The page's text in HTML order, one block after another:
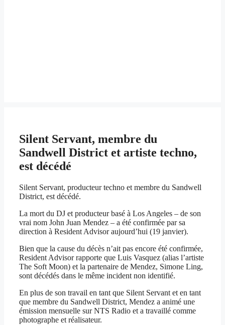
Silent Servant, membre du
Sandwell District et artiste techno,
est décédé
Silent Servant, producteur techno et membre du Sandwell
District, est décédé.
La mort du DJ et producteur basé à Los Angeles – de son
vrai nom John Juan Mendez – a été confirmée par sa
direction à Resident Advisor aujourd’hui (19 janvier).
Bien que la cause du décès n’ait pas encore été confirmée,
Resident Advisor rapporte que Luis Vasquez (alias l’artiste
The Soft Moon) et la partenaire de Mendez, Simone Ling,
sont décédés dans le même incident non identifié.
En plus de son travail en tant que Silent Servant et en tant
que membre du Sandwell District, Mendez a animé une
émission mensuelle sur NTS Radio et a travaillé comme
photographe et réalisateur.